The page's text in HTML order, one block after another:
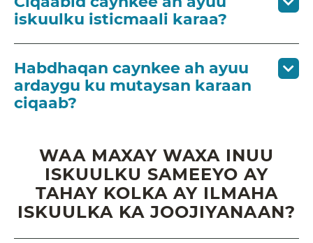
iskuulku isticmaali karaa?
Habdhaqan caynkee ah ayuu
ardaygu ku mutaysan karaan
ciqaab?
WAA MAXAY WAXA INUU
ISKUULKU SAMEEYO AY
TAHAY KOLKA AY ILMAHA
ISKUULKA KA JOOJIYANAAN?